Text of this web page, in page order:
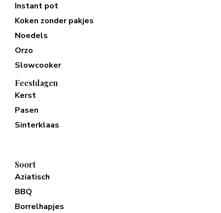
Instant pot
Koken zonder pakjes
Noedels
Orzo
Slowcooker
Feestdagen
Kerst
Pasen
Sinterklaas
Soort
Aziatisch
BBQ
Borrelhapjes